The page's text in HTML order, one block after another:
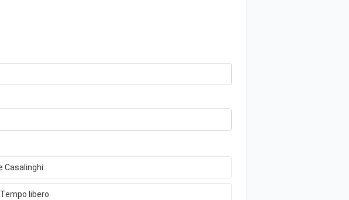
Casalinghi
libero